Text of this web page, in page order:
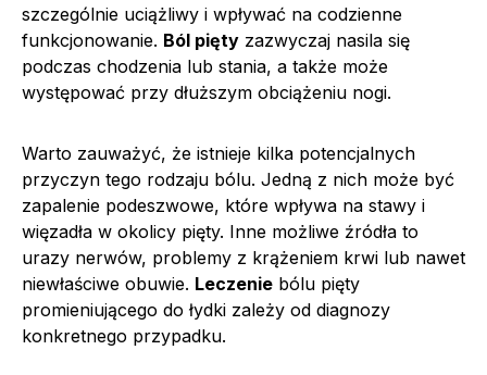
szczególnie uciążliwy i wpływać na codzienne
funkcjonowanie. Ból pięty zazwyczaj nasila się
podczas chodzenia lub stania, a także może
występować przy dłuższym obciążeniu nogi.
Warto zauważyć, że istnieje kilka potencjalnych
przyczyn tego rodzaju bólu. Jedną z nich może być
zapalenie podeszwowe, które wpływa na stawy i
więzadła w okolicy pięty. Inne możliwe źródła to
urazy nerwów, problemy z krążeniem krwi lub nawet
niewłaściwe obuwie. Leczenie bólu pięty
promieniującego do łydki zależy od diagnozy
konkretnego przypadku.